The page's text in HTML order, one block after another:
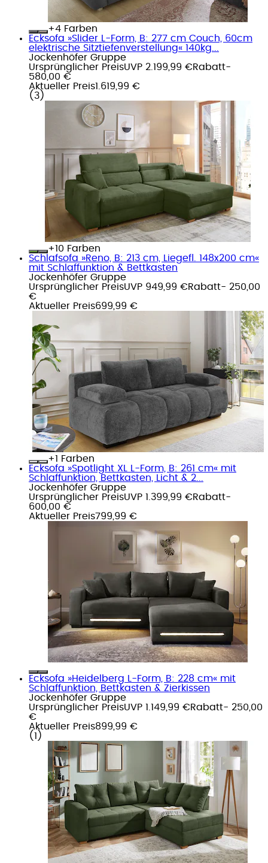
+
Farben
Ecksofa »Slider L-Form, B: 277 cm Couch, 60cm
elektrische Sitztiefenverstellung« 140kg...
Jockenhöfer Gruppe
Ursprünglicher PreisUVP 2.199,99 €Rabatt-
580,00 €
Aktueller Preis1.619,99 €
( 3 )
+
Farben
Schlafsofa »Reno, B: 213 cm, Liegefl. 148x200 cm«
mit Schlaffunktion & Bettkasten
Jockenhöfer Gruppe
Ursprünglicher PreisUVP 949,99 €Rabatt- 250,00
€
Aktueller Preis699,99 €
+
Farben
Ecksofa »Spotlight XL L-Form, B: 261 cm« mit
Schlaffunktion, Bettkasten, Licht & 2...
Jockenhöfer Gruppe
Ursprünglicher PreisUVP 1.399,99 €Rabatt-
600,00 €
Aktueller Preis799,99 €
Ecksofa »Heidelberg L-Form, B: 228 cm« mit
Schlaffunktion, Bettkasten & Zierkissen
Jockenhöfer Gruppe
Ursprünglicher PreisUVP 1.149,99 €Rabatt- 250,00
€
Aktueller Preis899,99 €
( 1 )